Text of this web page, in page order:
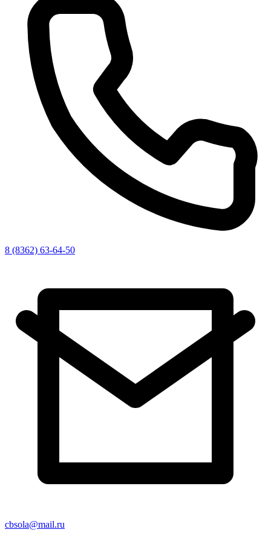
8 (8362) 63-64-50
cbsola@mail.ru